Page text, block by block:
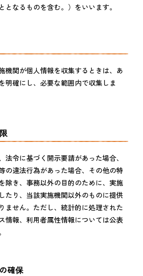
となるものを含む。）をいいます。
機関が個人情報を収集するときは、あ
明確にし、必要な範囲内で収集しま
法令に基づく開示要請があった場合、
の違法行為があった場合、その他の特
除き、事務以外の目的のために、実施
たり、当該実施機関以外のものに提供
ません。ただし、統計的に処理された
情報、利用者属性情報については公表
確保